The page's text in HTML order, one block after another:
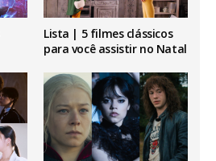
Lista | 5 filmes clássicos
para você assistir no Natal